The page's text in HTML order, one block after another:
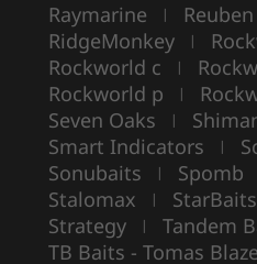
Raymarine |
RidgeMonkey |
Rockworld c |
Rockworld p |
Seven Oaks |
Smart Indicators |
Sonubaits | Spomb
Stalomax | StarBaits
Strategy | Tandem
TB Baits - Tomas